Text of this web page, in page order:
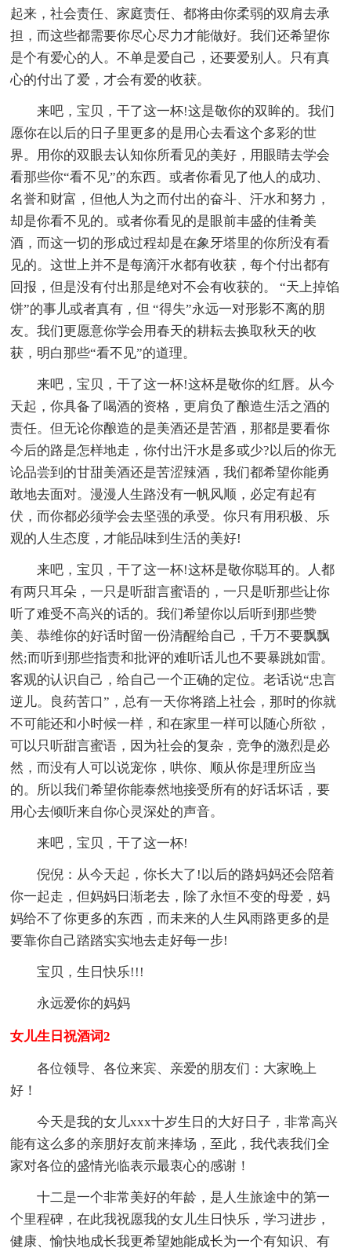
起来，社会责任、家庭责任、都将由你柔弱的双肩去承
担，而这些都需要你尽心尽力才能做好。我们还希望你
是个有爱心的人。不单是爱自己，还要爱别人。只有真
心的付出了爱，才会有爱的收获。
来吧，宝贝，干了这一杯!这是敬你的双眸的。我们
愿你在以后的日子里更多的是用心去看这个多彩的世
界。用你的双眼去认知你所看见的美好，用眼睛去学会
看那些你“看不见”的东西。或者你看见了他人的成功、
名誉和财富，但他人为之而付出的奋斗、汗水和努力，
却是你看不见的。或者你看见的是眼前丰盛的佳肴美
酒，而这一切的形成过程却是在象牙塔里的你所没有看
见的。这世上并不是每滴汗水都有收获，每个付出都有
回报，但是没有付出那是绝对不会有收获的。 “天上掉馅
饼”的事儿或者真有，但 “得失”永远一对形影不离的朋
友。我们更愿意你学会用春天的耕耘去换取秋天的收
获，明白那些“看不见”的道理。
来吧，宝贝，干了这一杯!这杯是敬你的红唇。从今
天起，你具备了喝酒的资格，更肩负了酿造生活之酒的
责任。但无论你酿造的是美酒还是苦酒，那都是要看你
今后的路是怎样地走，你付出汗水是多或少?以后的你无
论品尝到的甘甜美酒还是苦涩辣酒，我们都希望你能勇
敢地去面对。漫漫人生路没有一帆风顺，必定有起有
伏，而你都必须学会去坚强的承受。你只有用积极、乐
观的人生态度，才能品味到生活的美好!
来吧，宝贝，干了这一杯!这杯是敬你聪耳的。人都
有两只耳朵，一只是听甜言蜜语的，一只是听那些让你
听了难受不高兴的话的。我们希望你以后听到那些赞
美、恭维你的好话时留一份清醒给自己，千万不要飘飘
然;而听到那些指责和批评的难听话儿也不要暴跳如雷。
客观的认识自己，给自己一个正确的定位。老话说“忠言
逆儿。良药苦口”，总有一天你将踏上社会，那时的你就
不可能还和小时候一样，和在家里一样可以随心所欲，
可以只听甜言蜜语，因为社会的复杂，竞争的激烈是必
然，而没有人可以说宠你，哄你、顺从你是理所应当
的。所以我们希望你能泰然地接受所有的好话坏话，要
用心去倾听来自你心灵深处的声音。
来吧，宝贝，干了这一杯!
倪倪：从今天起，你长大了!以后的路妈妈还会陪着
你一起走，但妈妈日渐老去，除了永恒不变的母爱，妈
妈给不了你更多的东西，而未来的人生风雨路更多的是
要靠你自己踏踏实实地去走好每一步!
宝贝，生日快乐!!!
永远爱你的妈妈
女儿生日祝酒词2
各位领导、各位来宾、亲爱的朋友们：大家晚上
好！
今天是我的女儿xxx十岁生日的大好日子，非常高兴
能有这么多的亲朋好友前来捧场，至此，我代表我们全
家对各位的盛情光临表示最衷心的感谢！
十二是一个非常美好的年龄，是人生旅途中的第一
个里程碑，在此我祝愿我的女儿生日快乐，学习进步，
健康、愉快地成长我更希望她能成长为一个有知识、有